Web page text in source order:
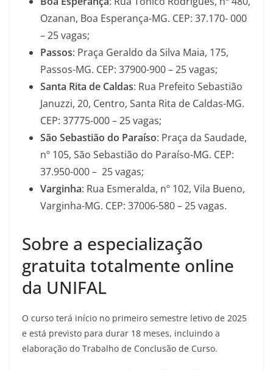
Ozanan, Boa Esperança-MG. CEP: 37.170- 000
– 25 vagas;
Passos: Praça Geraldo da Silva Maia, 175,
Passos-MG. CEP: 37900-900 – 25 vagas;
Santa Rita de Caldas: Rua Prefeito Sebastião
Januzzi, 20, Centro, Santa Rita de Caldas-MG.
CEP: 37775-000 – 25 vagas;
São Sebastião do Paraíso: Praça da Saudade,
nº 105, São Sebastião do Paraíso-MG. CEP:
37.950-000 – 25 vagas;
Varginha: Rua Esmeralda, nº 102, Vila Bueno,
Varginha-MG. CEP: 37006-580 – 25 vagas.
Sobre a especialização
gratuita totalmente online
da UNIFAL
O curso terá início no primeiro semestre letivo de 2025
e está previsto para durar 18 meses, incluindo a
elaboração do Trabalho de Conclusão de Curso.